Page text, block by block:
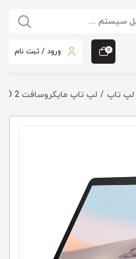
0 ورود / ثبت نام
لپ تاپ لپ تاپ مایکروسافت SURFACE GO 2